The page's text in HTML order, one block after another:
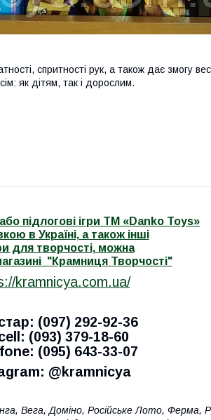
спритності рук, а також дає змогу
як дітям, так і дорослим.
підлогові ігри ТМ «Danko Toys»
в Україні, а також інші
для творчості, можна
"Крамниця Творчості"
kramnicya.com.ua/
(097) 292-92-36
(093) 379-18-60
(095) 643-33-07
@kramnicya
Вега, Доміно, Російське Лото, Ферма,